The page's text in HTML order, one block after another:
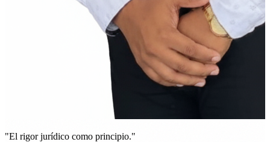
"El rigor jurídico como principio."